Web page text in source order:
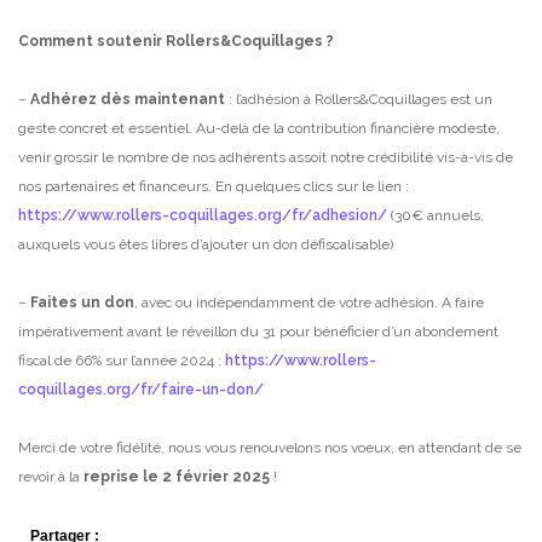
Comment soutenir Rollers&Coquillages ?
– Adhérez dès maintenant : l’adhésion à Rollers&Coquillages est un
geste concret et essentiel. Au-delà de la contribution financière modeste,
venir grossir le nombre de nos adhérents assoit notre crédibilité vis-à-vis de
nos partenaires et financeurs. En quelques clics sur le lien :
https://www.rollers-coquillages.org/fr/adhesion/ (30€ annuels,
auxquels vous êtes libres d’ajouter un don défiscalisable)
– Faites un don, avec ou indépendamment de votre adhésion. A faire
impérativement avant le réveillon du 31 pour bénéficier d’un abondement
fiscal de 66% sur l’année 2024 : https://www.rollers-
coquillages.org/fr/faire-un-don/
Merci de votre fidélité, nous vous renouvelons nos voeux, en attendant de se
revoir à la reprise le 2 février 2025 !
Partager :